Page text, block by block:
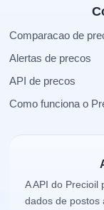
Comparacao de
Alertas de precos
API de precos
Como funciona o
A API do Precioil
dados de postos